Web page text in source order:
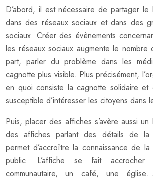
D’abord, il est nécessaire de partager
dans des réseaux sociaux et dans des
sociaux. Créer des évènements
les réseaux sociaux augmente le
part, parler du problème dans les
cagnotte plus visible. Plus précisément,
en quoi consiste la cagnotte solidaire
susceptible d’intéresser les citoyens dans
Puis, placer des affiches s’avère aussi
des affiches parlant des détails de la
permet d’accroître la connaissance de
public. L’affiche se fait
communautaire, un café, une